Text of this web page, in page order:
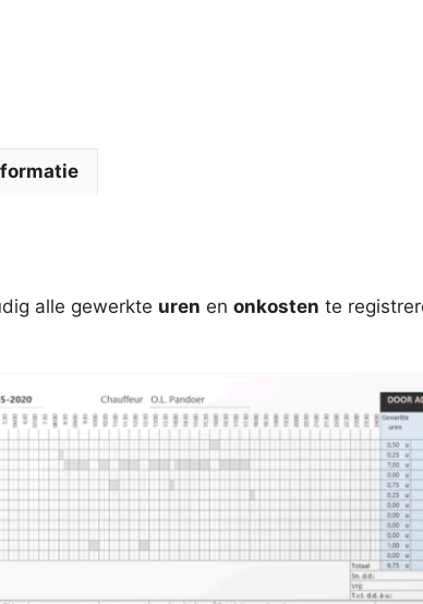
alle gewerkte uren en onkosten te